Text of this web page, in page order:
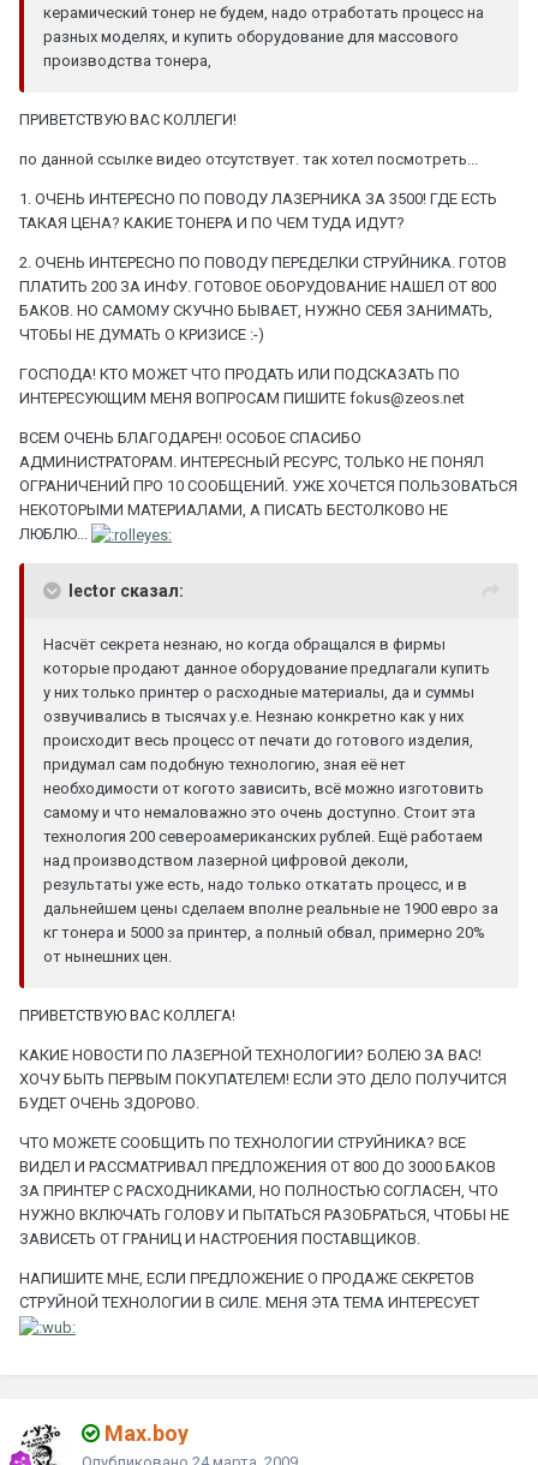
керамический тонер не будем, надо отработать процесс на
разных моделях, и купить оборудование для массового
производства тонера,
ПРИВЕТСТВУЮ ВАС КОЛЛЕГИ!
по данной ссылке видео отсутствует. так хотел посмотреть...
1. ОЧЕНЬ ИНТЕРЕСНО ПО ПОВОДУ ЛАЗЕРНИКА ЗА 3500! ГДЕ ЕСТЬ
ТАКАЯ ЦЕНА? КАКИЕ ТОНЕРА И ПО ЧЕМ ТУДА ИДУТ?
2. ОЧЕНЬ ИНТЕРЕСНО ПО ПОВОДУ ПЕРЕДЕЛКИ СТРУЙНИКА. ГОТОВ
ПЛАТИТЬ 200 ЗА ИНФУ. ГОТОВОЕ ОБОРУДОВАНИЕ НАШЕЛ ОТ 800
БАКОВ. НО САМОМУ СКУЧНО БЫВАЕТ, НУЖНО СЕБЯ ЗАНИМАТЬ,
ЧТОБЫ НЕ ДУМАТЬ О КРИЗИСЕ :-)
ГОСПОДА! КТО МОЖЕТ ЧТО ПРОДАТЬ ИЛИ ПОДСКАЗАТЬ ПО
ИНТЕРЕСУЮЩИМ МЕНЯ ВОПРОСАМ ПИШИТЕ fokus@zeos.net
ВСЕМ ОЧЕНЬ БЛАГОДАРЕН! ОСОБОЕ СПАСИБО
АДМИНИСТРАТОРАМ. ИНТЕРЕСНЫЙ РЕСУРС, ТОЛЬКО НЕ ПОНЯЛ
ОГРАНИЧЕНИЙ ПРО 10 СООБЩЕНИЙ. УЖЕ ХОЧЕТСЯ ПОЛЬЗОВАТЬСЯ
НЕКОТОРЫМИ МАТЕРИАЛАМИ, А ПИСАТЬ БЕСТОЛКОВО НЕ
ЛЮБЛЮ...
lector сказал:
Насчёт секрета незнаю, но когда обращался в фирмы
которые продают данное оборудование предлагали купить
у них только принтер о расходные материалы, да и суммы
озвучивались в тысячах у.е. Незнаю конкретно как у них
происходит весь процесс от печати до готового изделия,
придумал сам подобную технологию, зная её нет
необходимости от когото зависить, всё можно изготовить
самому и что немаловажно это очень доступно. Стоит эта
технология 200 североамериканских рублей. Ещё работаем
над производством лазерной цифровой деколи,
результаты уже есть, надо только откатать процесс, и в
дальнейшем цены сделаем вполне реальные не 1900 евро за
кг тонера и 5000 за принтер, а полный обвал, примерно 20%
от нынешних цен.
ПРИВЕТСТВУЮ ВАС КОЛЛЕГА!
КАКИЕ НОВОСТИ ПО ЛАЗЕРНОЙ ТЕХНОЛОГИИ? БОЛЕЮ ЗА ВАС!
ХОЧУ БЫТЬ ПЕРВЫМ ПОКУПАТЕЛЕМ! ЕСЛИ ЭТО ДЕЛО ПОЛУЧИТСЯ
БУДЕТ ОЧЕНЬ ЗДОРОВО.
ЧТО МОЖЕТЕ СООБЩИТЬ ПО ТЕХНОЛОГИИ СТРУЙНИКА? ВСЕ
ВИДЕЛ И РАССМАТРИВАЛ ПРЕДЛОЖЕНИЯ ОТ 800 ДО 3000 БАКОВ
ЗА ПРИНТЕР С РАСХОДНИКАМИ, НО ПОЛНОСТЬЮ СОГЛАСЕН, ЧТО
НУЖНО ВКЛЮЧАТЬ ГОЛОВУ И ПЫТАТЬСЯ РАЗОБРАТЬСЯ, ЧТОБЫ НЕ
ЗАВИСЕТЬ ОТ ГРАНИЦ И НАСТРОЕНИЯ ПОСТАВЩИКОВ.
НАПИШИТЕ МНЕ, ЕСЛИ ПРЕДЛОЖЕНИЕ О ПРОДАЖЕ СЕКРЕТОВ
СТРУЙНОЙ ТЕХНОЛОГИИ В СИЛЕ. МЕНЯ ЭТА ТЕМА ИНТЕРЕСУЕТ
Max.boy